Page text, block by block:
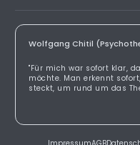
Wolfgang Chitil
"Für mich war sofort klar,
möchte. Man erkennt
steckt, um rund um das